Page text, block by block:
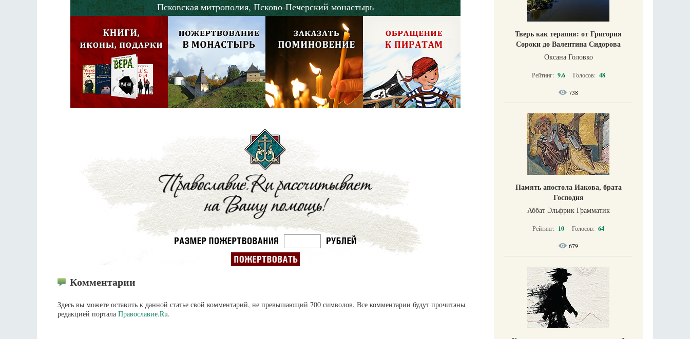
Псковская митрополия, Псково-Печерский монастырь
Комментарии
Здесь вы можете оставить к данной статье свой комментарий, не превышающий 700 символов. Все комментарии будут прочитаны
редакцией портала Православие.Ru.
Тверь как терапия: от Григория
Сороки до Валентина Сидорова
Оксана Головко
Рейтинг: 9.6 Голосов: 48
738
Память апостола Иакова, брата
Господня
Аббат Эльфрик Грамматик
Рейтинг: 10 Голосов: 64
679